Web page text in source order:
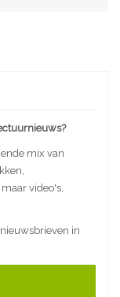
mix van
video's,
in